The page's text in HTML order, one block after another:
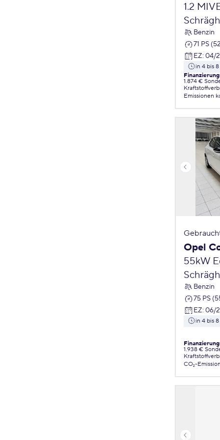
1.2
Benzin
71 PS
EZ: 04/
in 4 bis
1.874 €
Emissionen
Opel
55kW
Benzin
75 PS
EZ: 06/
in 4 bis
1.938 €
CO₂-